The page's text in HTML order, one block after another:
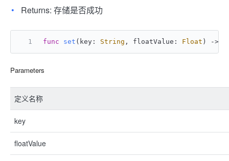
Returns: 存储是否成功
func set ( key : String , floatValue : Float ) ->
Parameters
定义名称
key
floatValue